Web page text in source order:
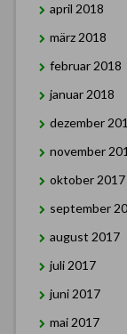
april 2018
märz 2018
februar 2018
januar 2018
dezember
november
oktober 2017
september
august 2017
juli 2017
juni 2017
mai 2017